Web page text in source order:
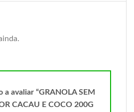
a avaliar “GRANOLA SEM
CACAU E COCO 200G